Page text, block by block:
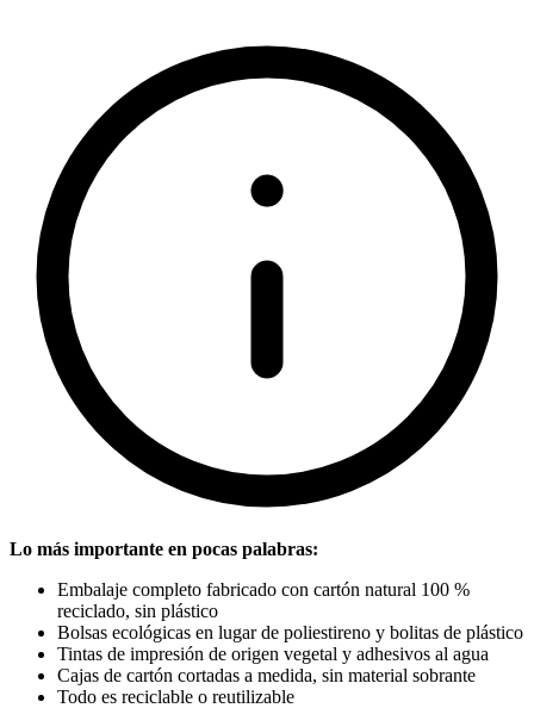
Lo más importante en pocas palabras:
Embalaje completo fabricado con cartón natural 100 %
reciclado, sin plástico
Bolsas ecológicas en lugar de poliestireno y bolitas de plástico
Tintas de impresión de origen vegetal y adhesivos al agua
Cajas de cartón cortadas a medida, sin material sobrante
Todo es reciclable o reutilizable